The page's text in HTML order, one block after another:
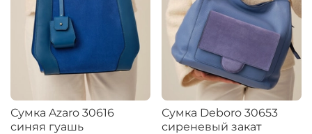
Сумка Azaro 30616
синяя гуашь
Сумка Deboro 30653
сиреневый закат